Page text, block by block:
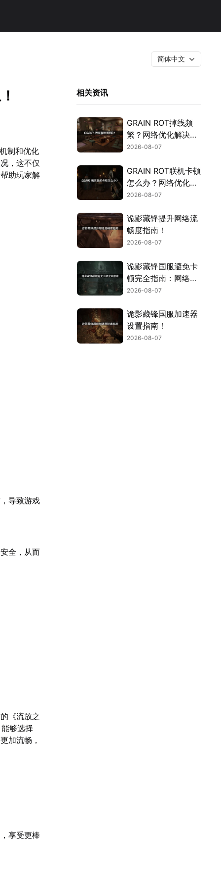
简体中文
制和优化
，这不仅
助玩家解
导致游戏
全，从而
《流放之
够选择
加流畅，
享受更棒
相关资讯
GRAIN ROT掉线频
繁？网络优化解决指
南！
2026-08-07
GRAIN ROT联机卡顿
怎么办？网络优化解
决方案！
2026-08-07
诡影藏锋提升网络流
畅度指南！
2026-08-07
诡影藏锋国服避免卡
顿完全指南：网络优
化与解决技巧！
2026-08-07
诡影藏锋国服加速器
设置指南！
2026-08-07